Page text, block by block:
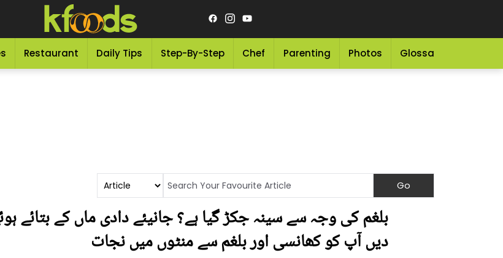
Restaurant Daily Tips Step-By-Step Chef Parenting Photos Glossary
بلغم کی وجہ سے سینہ جکڑ گیا ہے؟ جانیئے دادی ماں کے بتائے
دیں آپ کو کھانسی اور بلغم سے منٹوں میں نجات